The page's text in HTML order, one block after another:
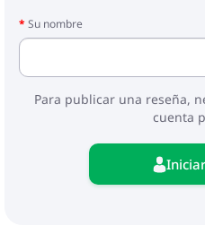
Su nombre
Para publicar una reseña,
cuenta